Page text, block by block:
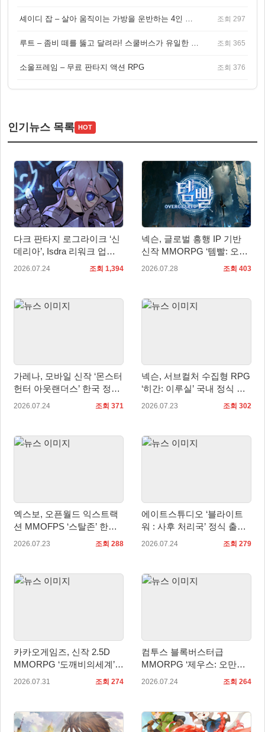
셰이디 잡 – 살아 움직이는 가방을 운반하는 4인 협동 물리 어드벤처 게임 조회 297
루트 – 좀비 떼를 뚫고 달려라! 스쿨버스가 유일한 집이 되는 4인 협동 생존 게임 조회 365
소울프레임 – 무료 판타지 액션 RPG 조회 376
인기뉴스 목록 HOT
다크 판타지 로그라이크 ‘신
데리아’, Isdra 리워크 업데
이트 적용… 스팀 20% 할인
2026.07.24 조회 1,394
넥슨, 글로벌 흥행 IP 기반
신작 MMORPG ‘템빨: 오버
기어드’ 타이틀명 확정!
2026.07.28 조회 403
가레나, 모바일 신작 ‘몬스터
헌터 아웃랜더스’ 한국 정식
출시 확정… 사전예약 시작
2026.07.24 조회 371
넥슨, 서브컬처 수집형 RPG
‘히간: 이루실’ 국내 정식 출
시
2026.07.23 조회 302
엑스보, 오픈월드 익스트랙
션 MMOFPS ‘스탈존’ 한국
정식 출시
2026.07.23 조회 288
에이트스튜디오 ‘블라이트
워 : 사후 처리국’ 정식 출
시… 사전예약자 50만 명 달
2026.07.24 조회 279
카카오게임즈, 신작 2.5D
MMORPG ‘도깨비의세계’
10월 출시 확정… 대표 일러
2026.07.31 조회 274
컴투스 블록버스터급
MMORPG ‘제우스: 오만의
신’, 8월 7일 쇼케이스 개최
2026.07.24 조회 264